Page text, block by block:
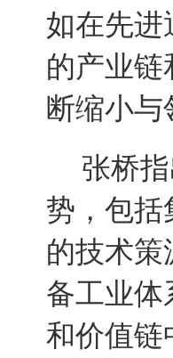
如在先
的产业
断缩小
张桥
势，包
的技术
备工业
和价值